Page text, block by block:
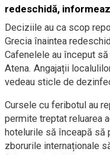
redeschidă,
Deciziile au ca scop
Grecia înaintea
Cafenelele au început
Atena. Angajații
vedeau sticle de
Cursele cu feribotul au
permite treptat reluarea
hotelurile să înceapă să
zborurile internaționale